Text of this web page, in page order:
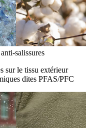
salissures
sur le tissu extérieur
dites PFAS/PFC